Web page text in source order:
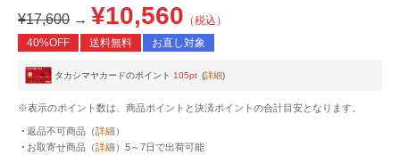
¥17,600 → ¥10,560 （税込）
40%OFF
送料無料 お直し対象
タカシマヤカードのポイント 105pt (詳細)
※表示のポイント数は、商品ポイントと決済ポイントの合計目安となります。
返品不可商品 （詳細）
お取寄せ商品 （詳細） 5～7日で出荷可能